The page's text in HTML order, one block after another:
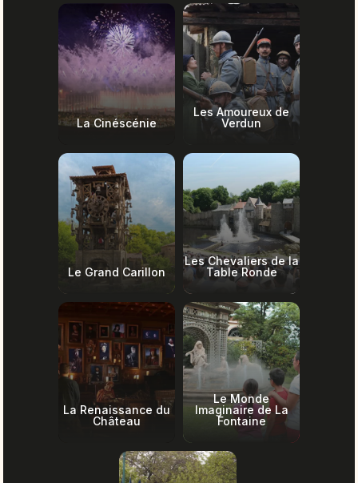
La Cinéscénie
Les Amoureux de
Verdun
Le Grand Carillon
Les Chevaliers de la
Table Ronde
La Renaissance du
Château
Le Monde
Imaginaire de La
Fontaine